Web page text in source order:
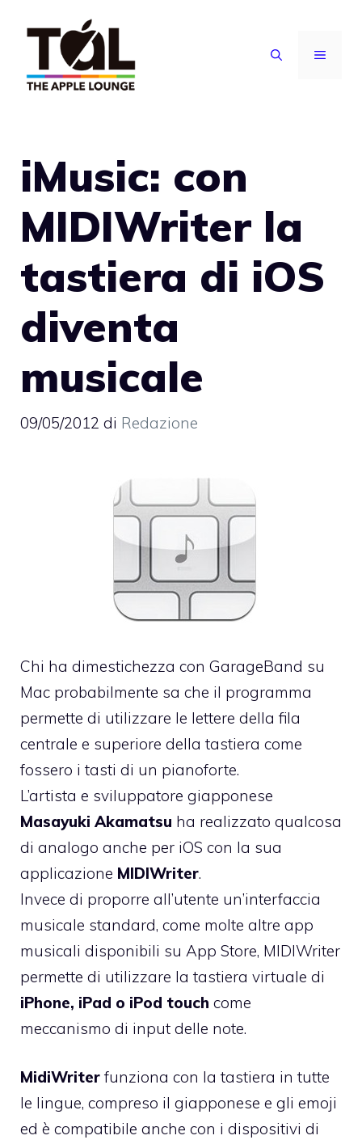
contenuto
MENU
iMusic: con
MIDIWriter la
tastiera di iOS
diventa
musicale
09/05/2012 di Redazione
Chi ha dimestichezza con GarageBand su
Mac probabilmente sa che il programma
permette di utilizzare le lettere della fila
centrale e superiore della tastiera come
fossero i tasti di un pianoforte.
L’artista e sviluppatore giapponese
Masayuki Akamatsu ha realizzato qualcosa
di analogo anche per iOS con la sua
applicazione MIDIWriter.
Invece di proporre all’utente un’interfaccia
musicale standard, come molte altre app
musicali disponibili su App Store, MIDIWriter
permette di utilizzare la tastiera virtuale di
iPhone, iPad o iPod touch come
meccanismo di input delle note.
MidiWriter funziona con la tastiera in tutte
le lingue, compreso il giapponese e gli emoji
ed è compatibile anche con i dispositivi di